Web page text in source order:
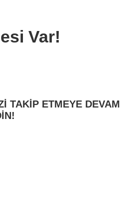
Var!
TAKİP ETMEYE DEVAM